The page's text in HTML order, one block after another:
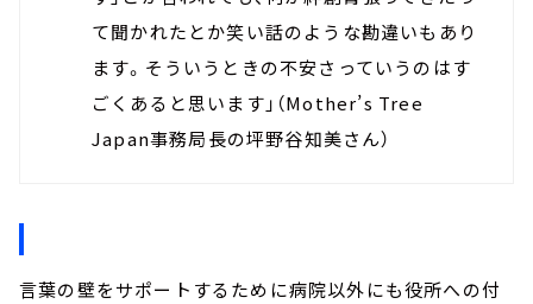
て聞かれたとか笑い話のような勘違いもあり
ます。そういうときの不安さっていうのはす
ごくあると思います」（Mother’s Tree
Japan事務局長の坪野谷知美さん）
言葉の壁をサポートするために病院以外にも役所への付